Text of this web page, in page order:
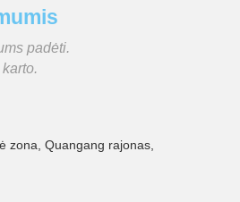
padėti.
zona, Quangang rajonas,